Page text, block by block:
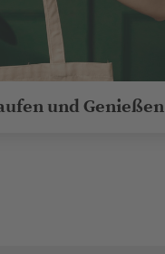
und Genießen